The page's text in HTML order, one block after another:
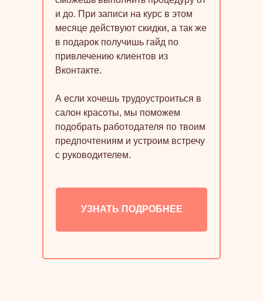
и до. При записи на курс в этом
месяце действуют скидки, а так же
в подарок получишь гайд по
привлечению клиентов из
Вконтакте.
А если хочешь трудоустроиться в
салон красоты, мы поможем
подобрать работодателя по твоим
предпочтениям и устроим встречу
с руководителем.
УЗНАТЬ ПОДРОБНЕЕ